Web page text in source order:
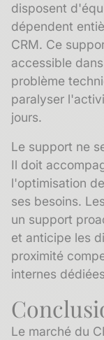
disposent
dépendent
CRM. Ce
accessible
problème
paralyser
jours.
Le support ne
Il doit
l'optimisation
ses besoins.
un support
et anticipe les
proximité
internes
Le marché du